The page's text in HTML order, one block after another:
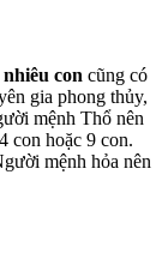
con cũng có
gia phong thủy,
mệnh Thổ nên
con hoặc 9 con.
mệnh hỏa nên